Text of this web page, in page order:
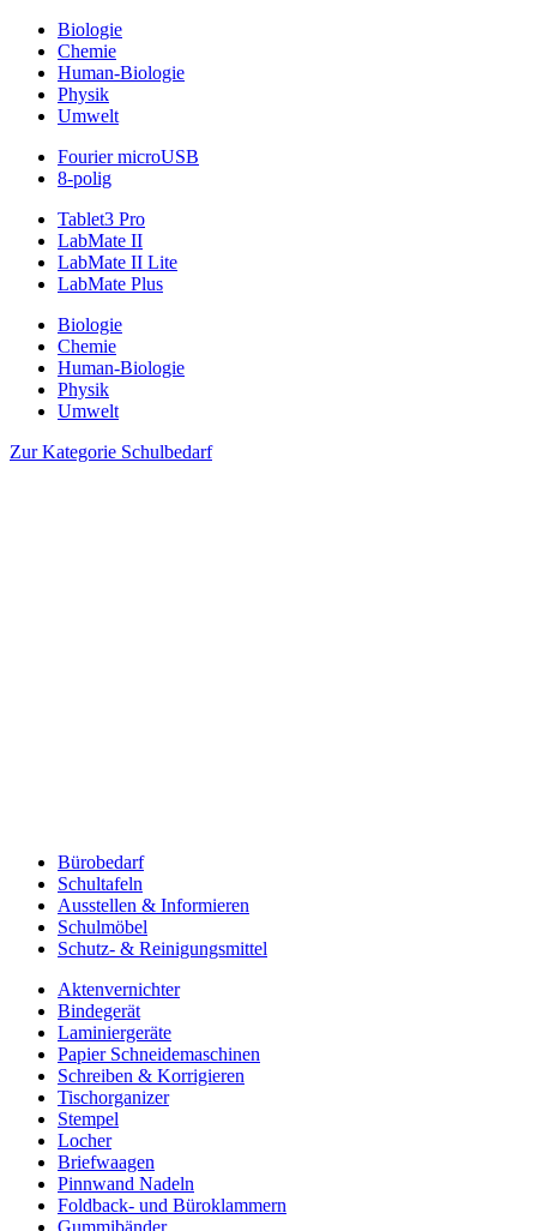
Biologie
Chemie
Human-Biologie
Physik
Umwelt
Fourier microUSB
8-polig
Tablet3 Pro
LabMate II
LabMate II Lite
LabMate Plus
Biologie
Chemie
Human-Biologie
Physik
Umwelt
Zur Kategorie Schulbedarf
Bürobedarf
Schultafeln
Ausstellen & Informieren
Schulmöbel
Schutz- & Reinigungsmittel
Aktenvernichter
Bindegerät
Laminiergeräte
Papier Schneidemaschinen
Schreiben & Korrigieren
Tischorganizer
Stempel
Locher
Briefwaagen
Pinnwand Nadeln
Foldback- und Büroklammern
Gummibänder